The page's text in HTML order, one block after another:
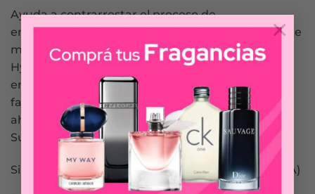
×
Ayuda a contrarrestar el proceso de
envejecimiento natural. Para una piel visiblemente
más lisa, radiante y joven. Este repuesto de
Hyaluron-Filler +3x Effect Noche se puede utilizar
en combinación con cualquier envase de cuidado
facial de Eucerin. Se estima que los repuestos
ahorran más de 16 toneladas de plástico al año*.
Sustentabilidad y Medio Ambiente
Sin microplásticos (según la definición del PNUMA)